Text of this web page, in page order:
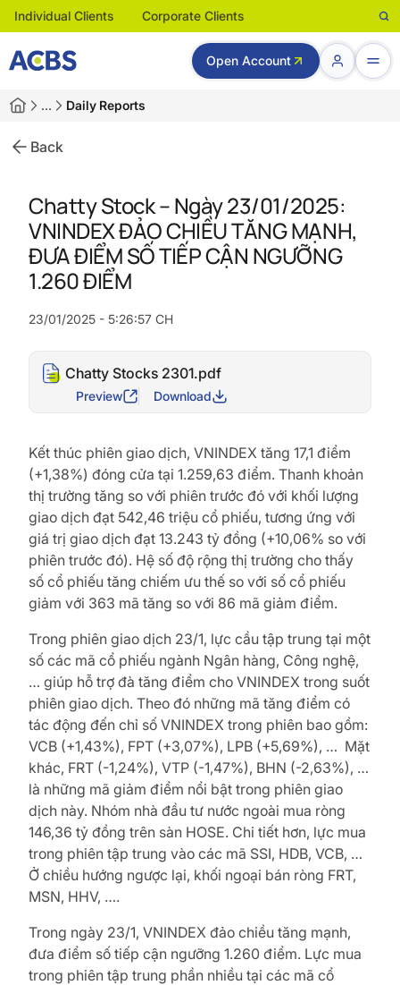
Individual Clients Corporate Clients
Open Account
… Daily Reports
Back
Chatty Stock – Ngày 23/01/2025:
VNINDEX ĐẢO CHIỀU TĂNG MẠNH,
ĐƯA ĐIỂM SỐ TIẾP CẬN NGƯỠNG
1.260 ĐIỂM
23/01/2025 - 5:26:57 CH
Chatty Stocks 2301.pdf
Preview Download
Kết thúc phiên giao dịch, VNINDEX tăng 17,1 điểm
(+1,38%) đóng cửa tại 1.259,63 điểm. Thanh khoản
thị trường tăng so với phiên trước đó với khối lượng
giao dịch đạt 542,46 triệu cổ phiếu, tương ứng với
giá trị giao dịch đạt 13.243 tỷ đồng (+10,06% so với
phiên trước đó). Hệ số độ rộng thị trường cho thấy
số cổ phiếu tăng chiếm ưu thế so với số cổ phiếu
giảm với 363 mã tăng so với 86 mã giảm điểm.
Trong phiên giao dịch 23/1, lực cầu tập trung tại một
số các mã cổ phiếu ngành Ngân hàng, Công nghệ,
… giúp hỗ trợ đà tăng điểm cho VNINDEX trong suốt
phiên giao dịch. Theo đó những mã tăng điểm có
tác động đến chỉ số VNINDEX trong phiên bao gồm:
VCB (+1,43%), FPT (+3,07%), LPB (+5,69%), … Mặt
khác, FRT (-1,24%), VTP (-1,47%), BHN (-2,63%), …
là những mã giảm điểm nổi bật trong phiên giao
dịch này. Nhóm nhà đầu tư nước ngoài mua ròng
146,36 tỷ đồng trên sàn HOSE. Chi tiết hơn, lực mua
trong phiên tập trung vào các mã SSI, HDB, VCB, …
Ở chiều hướng ngược lại, khối ngoại bán ròng FRT,
MSN, HHV, ….
Trong ngày 23/1, VNINDEX đảo chiều tăng mạnh,
đưa điểm số tiếp cận ngưỡng 1.260 điểm. Lực mua
trong phiên tập trung phần nhiều tại các mã cổ